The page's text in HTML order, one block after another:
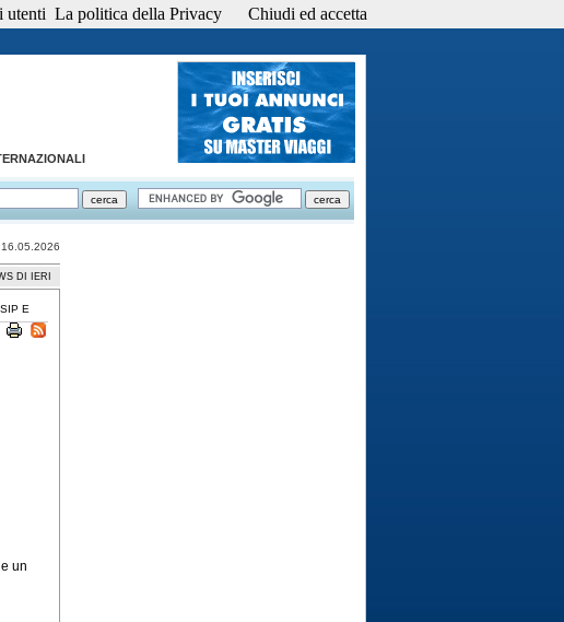
DI IERI
E
un
utenti La politica della Privacy Chiudi ed accetta